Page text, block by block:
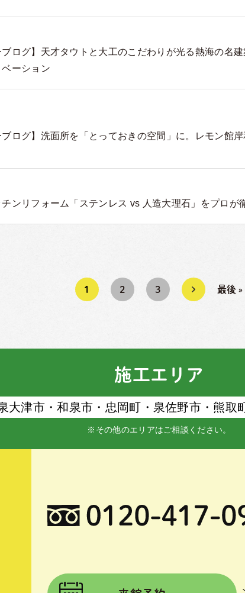
ブログ】天才タウトと大工のこだわりが光る熱海の名
ーション
ブログ】洗面所を「とっておきの空間」に。レモン館
チンリフォーム「ステンレス vs 人造大理石」をプロが
1 2 3 » 最後 »
施工エリア
⼤津市・和泉市・忠岡町・泉佐野市・熊取
※その他のエリアはご相談ください。